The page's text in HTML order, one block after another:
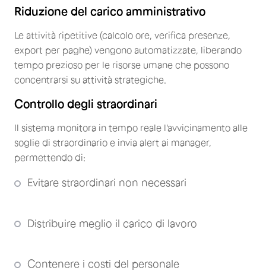
Riduzione del carico amministrativo
Le attività ripetitive (calcolo ore, verifica presenze,
export per paghe) vengono automatizzate, liberando
tempo prezioso per le risorse umane che possono
concentrarsi su attività strategiche.
Controllo degli straordinari
Il sistema monitora in tempo reale l'avvicinamento alle
soglie di straordinario e invia alert ai manager,
permettendo di:
Evitare straordinari non necessari
Distribuire meglio il carico di lavoro
Contenere i costi del personale